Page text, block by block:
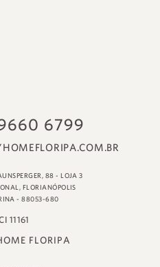
FLORIPA